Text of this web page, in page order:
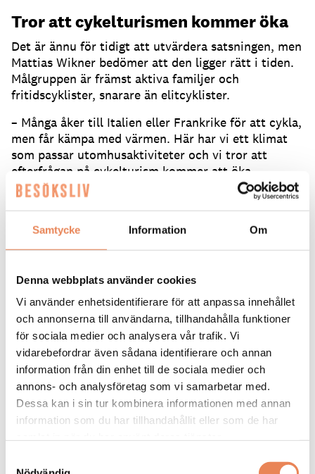
Samtycke Information Om
Denna webbplats använder cookies
Vi använder enhetsidentifierare för att anpassa innehållet
och annonserna till användarna, tillhandahålla funktioner
för sociala medier och analysera vår trafik. Vi
vidarebefordrar även sådana identifierare och annan
information från din enhet till de sociala medier och
annons- och analysföretag som vi samarbetar med.
Dessa kan i sin tur kombinera informationen med annan
information som du har tillhandahållit eller som de har
Tror att cykelturismen kommer öka
Det är ännu för tidigt att utvärdera satsningen, men
Mattias Wikner bedömer att den ligger rätt i tiden.
Målgruppen är främst aktiva familjer och
fritidscyklister, snarare än elitcyklister.
– Många åker till Italien eller Frankrike för att cykla,
men får kämpa med värmen. Här har vi ett klimat
som passar utomhusaktiviteter och vi tror att
efterfrågan på cykelturism kommer att öka.
Samtidigt är vi ödmjuka inför att det tar tid att
arbeta in ett nytt erbjudande.
På längre sikt hoppas han att satsningen inte bara
ska ge fler besökare, utan också bidra till att fler
– Cykling är bara en av många roliga saker man kan
göra här under sommaren. Ju mer vi visar upp av
våra kvaliteter, desto bättre. Vi behöver bli fler på
landsbygden.
LÄS ÄVEN om hur Östersund ska ta en större
plats på svenska möteskartan